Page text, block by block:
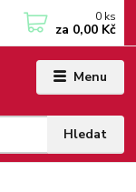
Menu
Hledat
0 ks
za 0,00 Kč